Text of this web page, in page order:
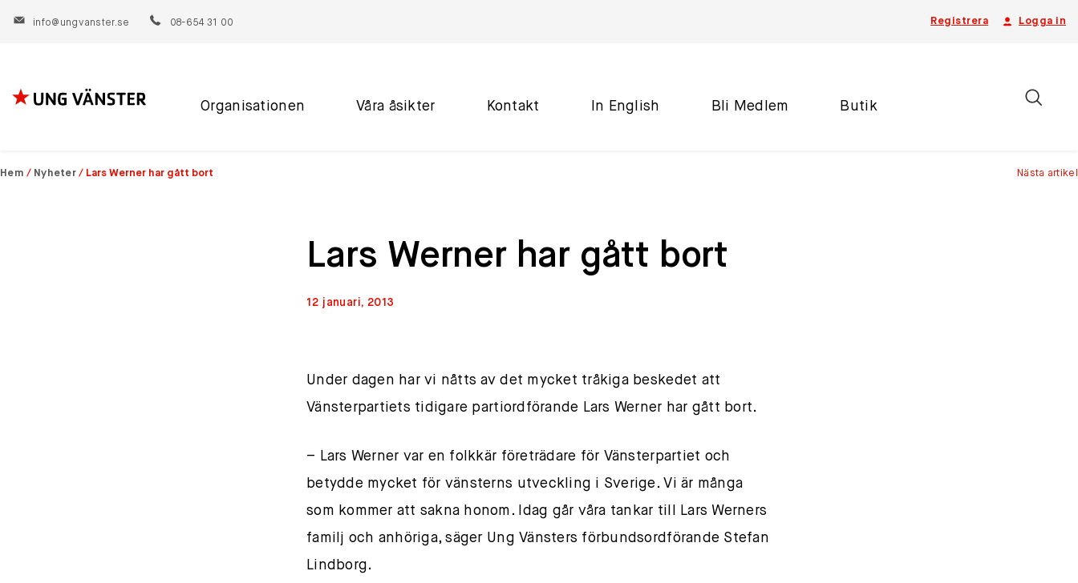
Registrera Logga in
info@ungvanster.se 08-654 31 00
Hoppa
Organisationen Våra åsikter Kontakt In English Bli Medlem Butik
Hem / Nyheter / Lars Werner har gått bort Nästa artikel
Lars Werner har gått bort
12 januari, 2013
Under dagen har vi nåtts av det mycket tråkiga beskedet att
Vänsterpartiets tidigare partiordförande Lars Werner har gått bort.
– Lars Werner var en folkkär företrädare för Vänsterpartiet och
betydde mycket för vänsterns utveckling i Sverige. Vi är många
som kommer att sakna honom. Idag går våra tankar till Lars Werners
familj och anhöriga, säger Ung Vänsters förbundsordförande Stefan
Lindborg.